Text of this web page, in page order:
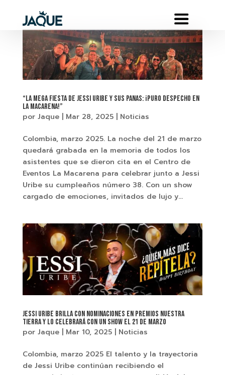
“La Mega Fiesta de Jessi Uribe y Sus Panas: ¡Puro Despecho en
La Macarena!”
por Jaque| Mar 28, 2025| Noticias
Colombia, marzo 2025. La noche del 21 de marzo
quedará grabada en la memoria de todos los
asistentes que se dieron cita en el Centro de
Eventos La Macarena para celebrar junto a Jessi
Uribe su cumpleaños número 38. Con un show
cargado de emociones, invitados de lujo y...
Jessi Uribe brilla con nominaciones en Premios Nuestra
Tierra y lo celebrará con un show el 21 de marzo
por Jaque| Mar 10, 2025| Noticias
Colombia, marzo 2025 El talento y la trayectoria
de Jessi Uribe continúan recibiendo el